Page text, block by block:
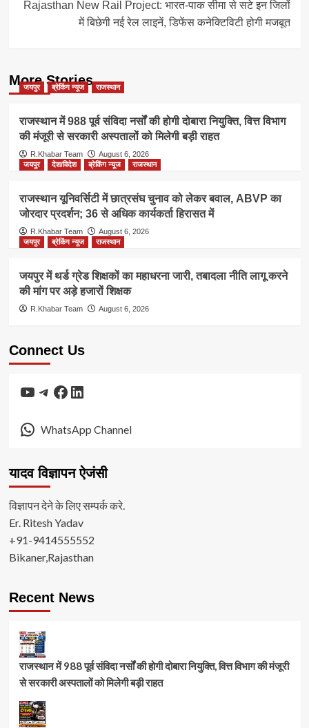
Rajasthan New Rail Project: भारत-पाक सीमा से सटे इन जिलों
में बिछेगी नई रेल लाइनें, डिफेंस कनेक्टिविटी होगी मजबूत
More Stories
जयपुर ब्रेकिंग न्यूज राजस्थान
राजस्थान में 988 पूर्व संविदा नर्सों की होगी दोबारा नियुक्ति, वित्त विभाग
की मंजूरी से सरकारी अस्पतालों को मिलेगी बड़ी राहत
R.Khabar Team
August 6, 2026
जयपुर
देश/विदेश ब्रेकिंग न्यूज राजस्थान
राजस्थान यूनिवर्सिटी में छात्रसंघ चुनाव को लेकर बवाल, ABVP का
जोरदार प्रदर्शन; 36 से अधिक कार्यकर्ता हिरासत में
R.Khabar Team
August 6, 2026
जयपुर
ब्रेकिंग न्यूज राजस्थान
जयपुर में थर्ड ग्रेड शिक्षकों का महाधरना जारी, तबादला नीति लागू करने
की मांग पर अड़े हजारों शिक्षक
R.Khabar Team August 6, 2026
Connect Us
YouTube
Telegram
Facebook
LinkedIn
WhatsApp Channel
यादव विज्ञापन ऐजंसी
विज्ञापन देने के लिए सम्पर्क करे.
Er. Ritesh Yadav
+91-9414555552
Bikaner,Rajasthan
Recent News
राजस्थान में 988 पूर्व संविदा नर्सों की होगी दोबारा नियुक्ति, वित्त विभाग की मंजूरी
से सरकारी अस्पतालों को मिलेगी बड़ी राहत